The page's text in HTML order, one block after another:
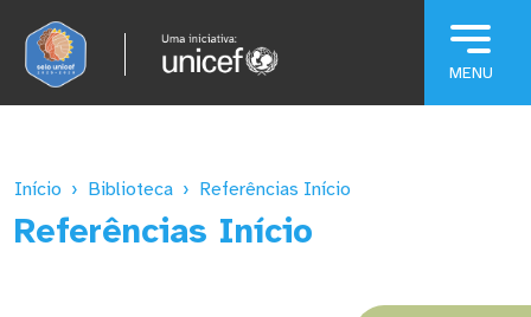
Início Biblioteca Referências Início
Referências Início